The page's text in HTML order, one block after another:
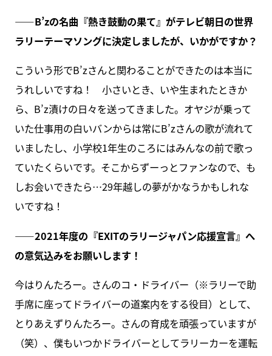
――B’zの名曲『熱き鼓動の果て』がテレビ朝日の世界
ラリーテーマソングに決定しましたが、いかがですか？
こういう形でB’zさんと関わることができたのは本当に
うれしいですね！ 小さいとき、いや生まれたときか
ら、B’z漬けの日々を送ってきました。オヤジが乗って
いた仕事用の白いバンからは常にB’zさんの歌が流れて
いましたし、小学校1年生のころにはみんなの前で歌っ
ていたくらいです。そこからずーっとファンなので、も
しお会いできたら…29年越しの夢がかなうかもしれな
いですね！
――2021年度の『EXITのラリージャパン応援宣言』へ
の意気込みをお願いします！
今はりんたろー。さんのコ・ドライバー（※ラリーで助
手席に座ってドライバーの道案内をする役目）として、
とりあえずりんたろー。さんの育成を頑張っていますが
（笑）、僕もいつかドライバーとしてラリーカーを運転